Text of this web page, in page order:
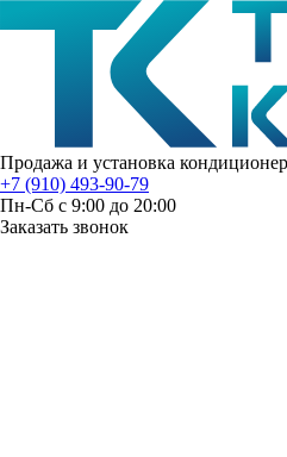
Продажа и установка
+7 (910) 493-90-79
Пн-Сб с 9:00 до 20:00
Заказать звонок